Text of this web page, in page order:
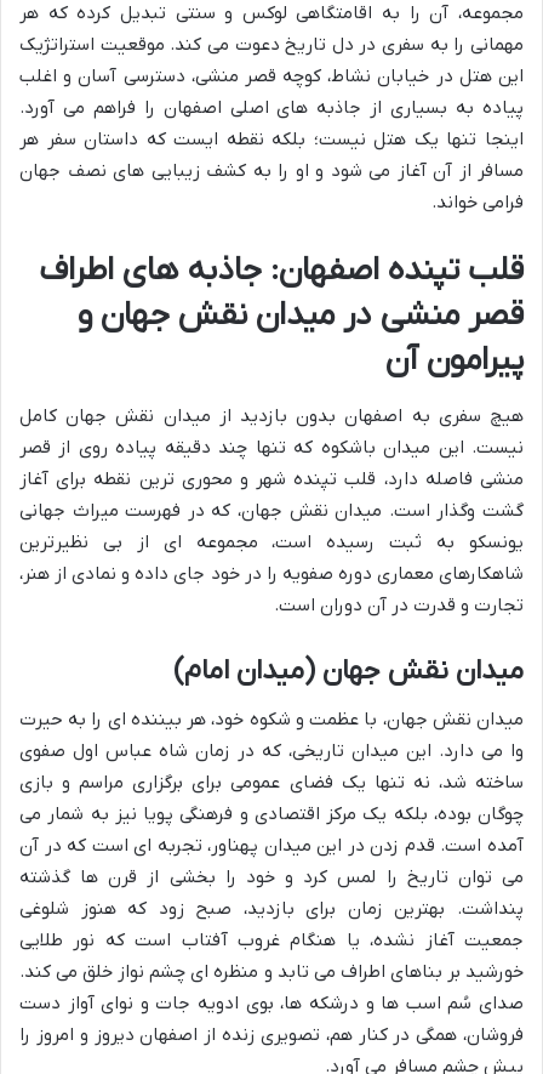
مجموعه، آن را به اقامتگاهی لوکس و سنتی تبدیل کرده که هر
مهمانی را به سفری در دل تاریخ دعوت می کند. موقعیت استراتژیک
این هتل در خیابان نشاط، کوچه قصر منشی، دسترسی آسان و اغلب
پیاده به بسیاری از جاذبه های اصلی اصفهان را فراهم می آورد.
اینجا تنها یک هتل نیست؛ بلکه نقطه ایست که داستان سفر هر
مسافر از آن آغاز می شود و او را به کشف زیبایی های نصف جهان
فرامی خواند.
قلب تپنده اصفهان: جاذبه های اطراف
قصر منشی در میدان نقش جهان و
پیرامون آن
هیچ سفری به اصفهان بدون بازدید از میدان نقش جهان کامل
نیست. این میدان باشکوه که تنها چند دقیقه پیاده روی از قصر
منشی فاصله دارد، قلب تپنده شهر و محوری ترین نقطه برای آغاز
گشت وگذار است. میدان نقش جهان، که در فهرست میراث جهانی
یونسکو به ثبت رسیده است، مجموعه ای از بی نظیرترین
شاهکارهای معماری دوره صفویه را در خود جای داده و نمادی از هنر،
تجارت و قدرت در آن دوران است.
میدان نقش جهان (میدان امام)
میدان نقش جهان، با عظمت و شکوه خود، هر بیننده ای را به حیرت
وا می دارد. این میدان تاریخی، که در زمان شاه عباس اول صفوی
ساخته شد، نه تنها یک فضای عمومی برای برگزاری مراسم و بازی
چوگان بوده، بلکه یک مرکز اقتصادی و فرهنگی پویا نیز به شمار می
آمده است. قدم زدن در این میدان پهناور، تجربه ای است که در آن
می توان تاریخ را لمس کرد و خود را بخشی از قرن ها گذشته
پنداشت. بهترین زمان برای بازدید، صبح زود که هنوز شلوغی
جمعیت آغاز نشده، یا هنگام غروب آفتاب است که نور طلایی
خورشید بر بناهای اطراف می تابد و منظره ای چشم نواز خلق می کند.
صدای سُم اسب ها و درشکه ها، بوی ادویه جات و نوای آواز دست
فروشان، همگی در کنار هم، تصویری زنده از اصفهان دیروز و امروز را
پیش چشم مسافر می آورد.